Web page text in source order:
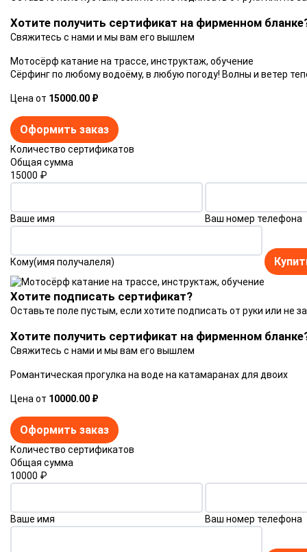
Хотите получить сертификат на фирменном
Свяжитесь с нами и мы вам его вышлем
Мотосёрф катание на трассе, инструктаж, обучение
Сёрфинг по любому водоёму, в любую погоду! Волны и ветер
Цена от 15000.00 ₽
Оформить заказ
Количество сертификатов
Общая сумма
15000 ₽
Ваше имя Ваш номер телефона
Кому(имя получалеля)
Хотите подписать сертификат?
Оставьте поле пустым, если хотите подписать от руки или не
Хотите получить сертификат на фирменном
Свяжитесь с нами и мы вам его вышлем
Романтическая прогулка на воде на катамаранах для двоих
Цена от 10000.00 ₽
Оформить заказ
Количество сертификатов
Общая сумма
10000 ₽
Ваше имя Ваш номер телефона